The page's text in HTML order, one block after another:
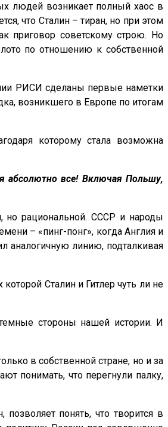
людей возникает полный хаос в
что Сталин – тиран, но при этом
приговор советскому строю. Но
по отношению к собственной
РИСИ сделаны первые наметки
возникшего в Европе по итогам
которому стала возможна
абсолютно все! Включая Польшу,
но рациональной. СССР и народы
– «пинг-понг», когда Англия и
аналогичную линию, подталкивая
Сталин и Гитлер чуть ли не
стороны нашей истории. И
в собственной стране, но и за
понимать, что перегнули палку,
понять, что творится в